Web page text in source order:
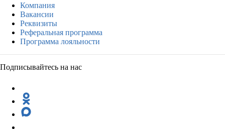
Компания
Вакансии
Реквизиты
Реферальная программа
Программа лояльности
Подписывайтесь на нас